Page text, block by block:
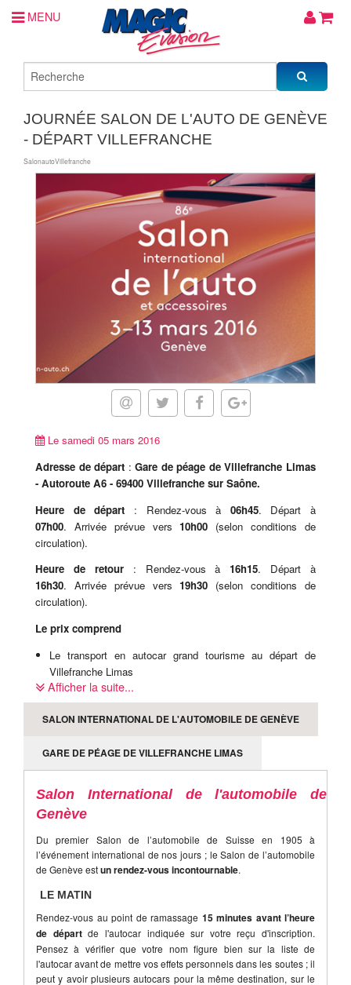
MENU
JOURNÉE SALON DE L'AUTO DE GENÈVE
- DÉPART VILLEFRANCHE
SalonautoVillefranche
Le samedi 05 mars 2016
Adresse de départ :Gare de péage de Villefranche Limas
- Autoroute A6 - 69400 Villefranche sur Saône.
Heure de départ : Rendez-vous à 06h45. Départ à
07h00. Arrivée prévue vers10h00 (selon conditions de
circulation).
Heure de retour : Rendez-vous à16h15. Départ à
16h30. Arrivée prévue vers19h30 (selon conditions de
circulation).
Le prix comprend
Le transport en autocar grand tourisme au départ de
Villefranche Limas
L'entrée au Salon International de l'automobile de Genève
2016
Les prestations non mentionnées
Afficher la suite...
SALON INTERNATIONAL DE L'AUTOMOBILE DE GENÈVE
GARE DE PÉAGE DE VILLEFRANCHE LIMAS
Salon International de l'automobile de
Genève
Du premier Salon de l’automobile de Suisse en 1905 à
l’événement international de nos jours ; le Salon de l’automobile
de Genève estun rendez-vous incontournable.
LE MATIN
Rendez-vous au point de ramassage 15 minutes avant l’heure
de départde l'autocar indiquée sur votre reçu d'inscription.
Pensez à vérifier que votre nom figure bien sur la liste de
l'autocar avant de mettre vos effets personnels dans les soutes ; il
peut y avoir plusieurs autocars pour la même destination, sur le